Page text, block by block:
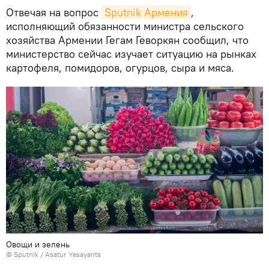
Отвечая на вопрос Sputnik Армения ,
исполняющий обязанности министра сельского
хозяйства Армении Гегам Геворкян сообщил, что
министерство сейчас изучает ситуацию на рынках
картофеля, помидоров, огурцов, сыра и мяса.
Овощи и зелень
© Sputnik / Asatur Yesayants